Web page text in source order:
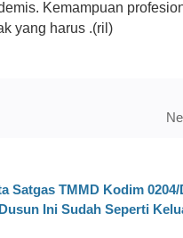
Kemampuan
yang harus .(ril)
Satgas TMMD Kodim 0204/
Ini Sudah Seperti